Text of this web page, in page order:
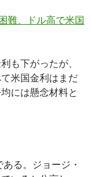
難、ドル高で米国
も下がったが、
米国金利はまだ
には懸念材料と
る。ジョージ・